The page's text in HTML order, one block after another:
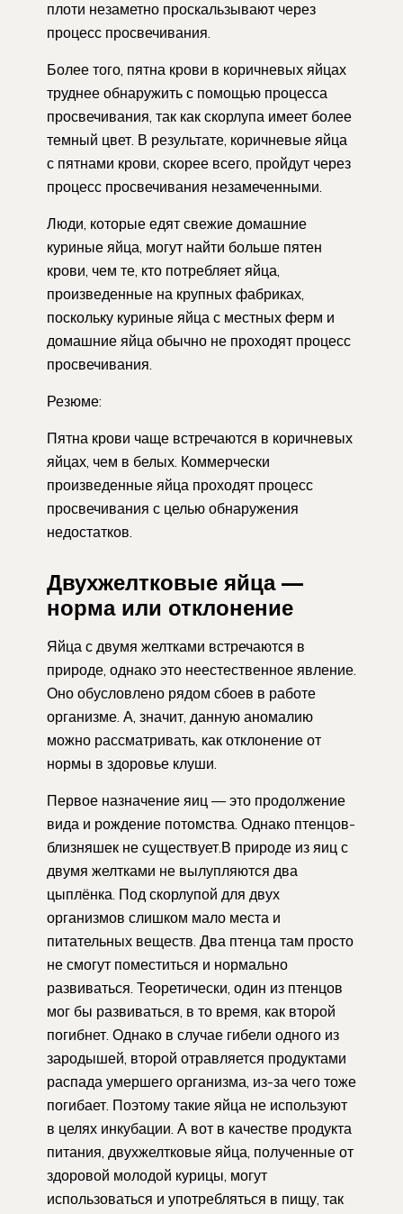
плоти незаметно проскальзывают через
процесс просвечивания.
Более того, пятна крови в коричневых яйцах
труднее обнаружить с помощью процесса
просвечивания, так как скорлупа имеет более
темный цвет. В результате, коричневые яйца
с пятнами крови, скорее всего, пройдут через
процесс просвечивания незамеченными.
Люди, которые едят свежие домашние
куриные яйца, могут найти больше пятен
крови, чем те, кто потребляет яйца,
произведенные на крупных фабриках,
поскольку куриные яйца с местных ферм и
домашние яйца обычно не проходят процесс
просвечивания.
Резюме:
Пятна крови чаще встречаются в коричневых
яйцах, чем в белых. Коммерчески
произведенные яйца проходят процесс
просвечивания с целью обнаружения
недостатков.
Двухжелтковые яйца —
норма или отклонение
Яйца с двумя желтками встречаются в
природе, однако это неестественное явление.
Оно обусловлено рядом сбоев в работе
организме. А, значит, данную аномалию
можно рассматривать, как отклонение от
нормы в здоровье клуши.
Первое назначение яиц — это продолжение
вида и рождение потомства. Однако птенцов-
близняшек не существует.В природе из яиц с
двумя желтками не вылупляются два
цыплёнка. Под скорлупой для двух
организмов слишком мало места и
питательных веществ. Два птенца там просто
не смогут поместиться и нормально
развиваться. Теоретически, один из птенцов
мог бы развиваться, в то время, как второй
погибнет. Однако в случае гибели одного из
зародышей, второй отравляется продуктами
распада умершего организма, из-за чего тоже
погибает. Поэтому такие яйца не используют
в целях инкубации. А вот в качестве продукта
питания, двухжелтковые яйца, полученные от
здоровой молодой курицы, могут
использоваться и употребляться в пищу, так